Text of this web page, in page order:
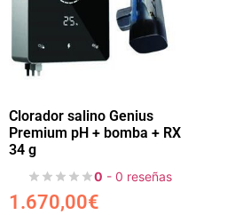
Clorador salino Genius
Premium pH + bomba + RX
34 g
0 - 0 reseñas
1.670,00€